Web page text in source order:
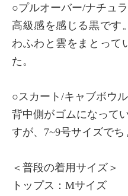
×
○プルオーバー/ナチュ
高級感を感じる黒です
わふわと雲をまとって
た。
○スカート/キャブボウ
背中側がゴムになって
すが、7~9号サイズでち
＜普段の着用サイズ＞
トップス：Mサイズ